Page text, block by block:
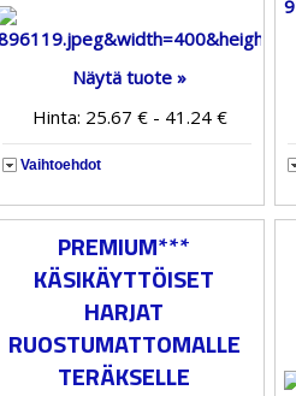
Näytä tuote »
Hinta: 25.67 € - 41.24 €
Vaihtoehdot
PREMIUM***
KÄSIKÄYTTÖISET
HARJAT
RUOSTUMATTOMALLE
TERÄKSELLE